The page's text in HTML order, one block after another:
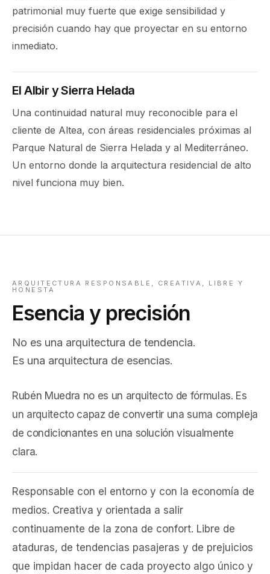
patrimonial muy fuerte que exige sensibilidad y
precisión cuando hay que proyectar en su entorno
inmediato.
El Albir y Sierra Helada
Una continuidad natural muy reconocible para el
cliente de Altea, con áreas residenciales próximas al
Parque Natural de Sierra Helada y al Mediterráneo.
Un entorno donde la arquitectura residencial de alto
nivel funciona muy bien.
ARQUITECTURA RESPONSABLE, CREATIVA, LIBRE Y
HONESTA
Esencia y precisión
No es una arquitectura de tendencia.
Es una arquitectura de esencias.
Rubén Muedra no es un arquitecto de fórmulas. Es
un arquitecto capaz de convertir una suma compleja
de condicionantes en una solución visualmente
clara.
Responsable con el entorno y con la economía de
medios. Creativa y orientada a salir
continuamente de la zona de confort. Libre de
ataduras, de tendencias pasajeras y de prejuicios
que impidan hacer de cada proyecto algo único y